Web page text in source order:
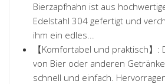
Bierzapfhahn ist aus
Edelstahl 304 gefertigt und
ihm ein edles...
【Komfortabel und praktisch】:
von Bier oder anderen
schnell und einfach.